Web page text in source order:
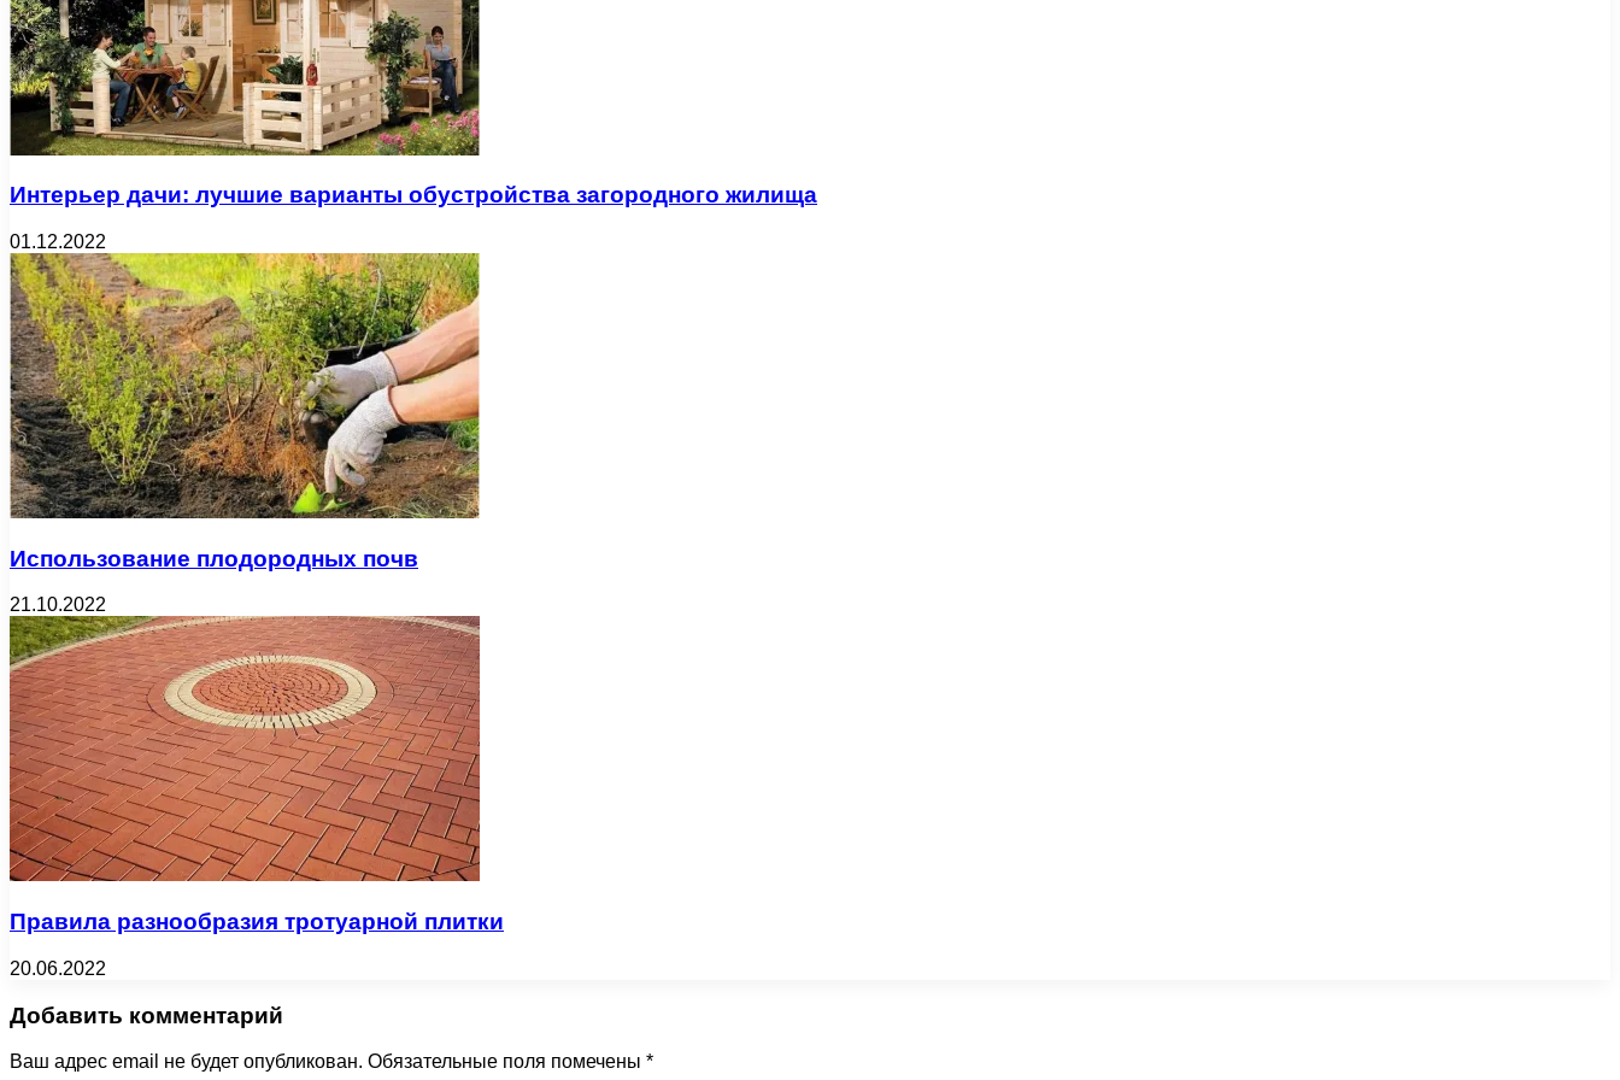
Интерьер дачи: лучшие варианты обустройства загородного жилища
01.12.2022
Использование плодородных почв
21.10.2022
Правила разнообразия тротуарной плитки
20.06.2022
Добавить комментарий
Ваш адрес email не будет опубликован. Обязательные поля помечены *